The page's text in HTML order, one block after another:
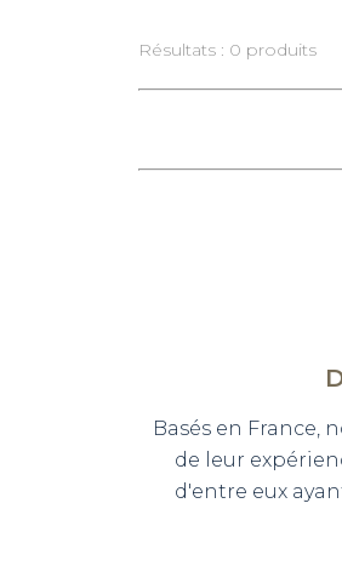
Résultats : 0 produits
Basés en France,
de leur
d'entre eux